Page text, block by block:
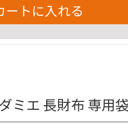
ートに入れる
ミエ 長財布 専